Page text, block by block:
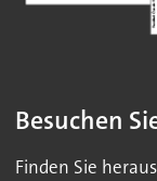
Besuchen
Finden Sie